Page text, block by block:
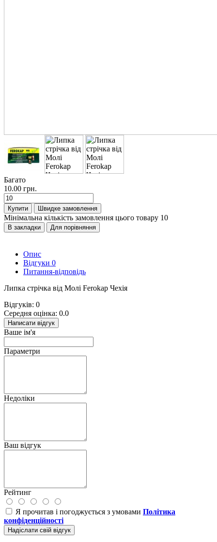
Багато
10.00 грн.
Купити Швидке замовлення
Мінімальна кількість замовлення цього товару 10
В закладки Для порівняння
Опис
Відгуки 0
Питання-відповідь
Липка стрічка від Молі Ferokap Чехія
Відгуків: 0
Середня оцінка: 0.0
Написати відгук
Ваше ім'я
Параметри
Недоліки
Ваш відгук
Рейтинг
Я прочитав і погоджується з умовами Політика
конфіденційності
Надіслати свій відгук